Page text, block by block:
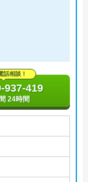
話相談！
937-419
24時間